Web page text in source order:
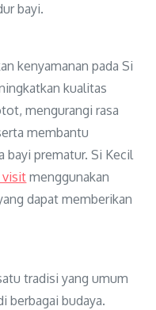
bayi.
kenyamanan pada Si
kualitas
mengurangi rasa
membantu
bayi prematur. Si Kecil
visitmenggunakan
dapat memberikan
tradisi yang umum
berbagai budaya.